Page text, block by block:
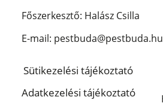
Főszerkesztő: Halász Csilla
E-mail: pestbuda@pestbuda.hu
Sütikezelési tájékoztató
Adatkezelési tájékoztató